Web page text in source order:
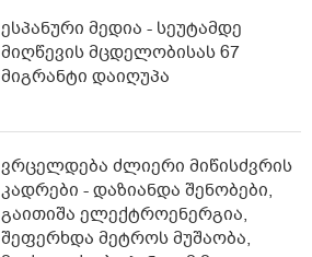
ესპანური მედია - სეუტამდე
მიღწევის მცდელობისას 67
მიგრანტი დაიღუპა
ვრცელდება ძლიერი მიწისძვრის
კადრები - დაზიანდა შენობები,
გაითიშა ელექტროენერგია,
შეფერხდა მეტროს მუშაობა,